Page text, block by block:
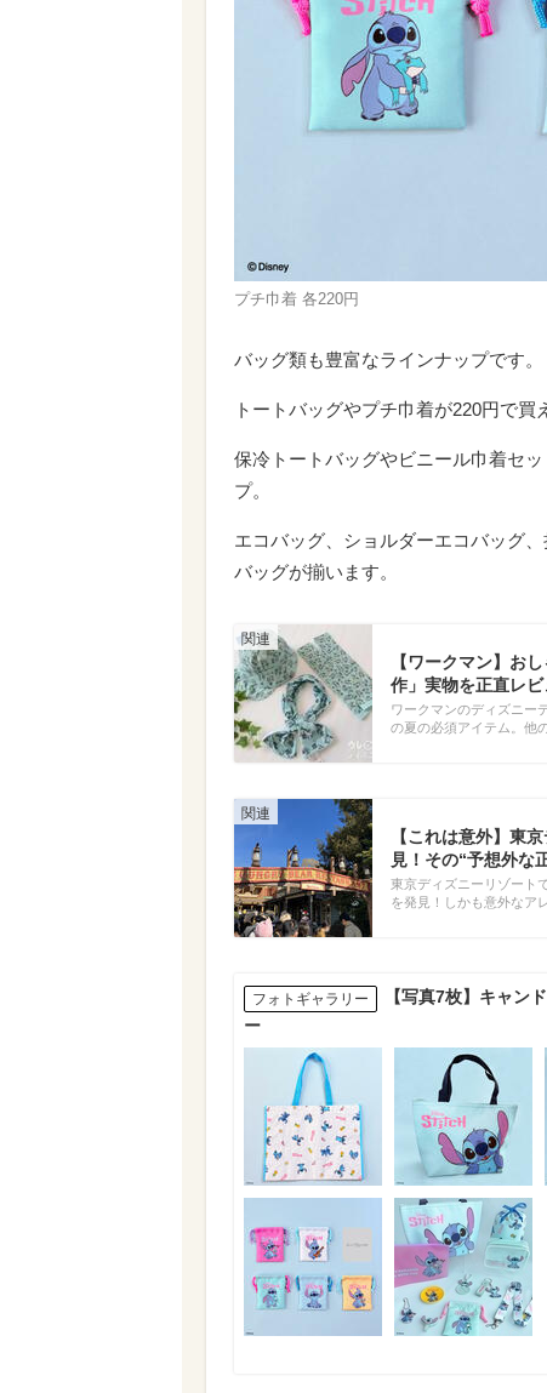
プチ巾着 各220円
バッグ類も豊富なラインナップです。
トートバッグやプチ巾着が220円で買
保冷トートバッグやビニール巾着セ
プ。
エコバッグ、ショルダーエコバッグ
バッグが揃います。
【ワークマン】お
作」実物を正直レビ
ワークマンのディズニー
の夏の必須アイテム。他
【これは意外】東
見！その“予想外な
東京ディズニーリゾート
を発見！しかも意外なア
フォトギャラリー
【写真7枚】キャン
ー